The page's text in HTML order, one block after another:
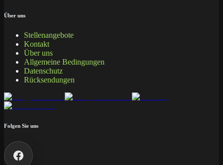
Über uns
Stellenangebote
Kontakt
Über uns
Allgemeine Bedingungen
Datenschutz
Rücksendungen
Folgen Sie uns